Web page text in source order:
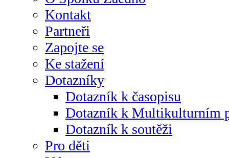
Kontakt
Partneři
Zapojte se
Ke stažení
Dotazníky
Dotazník k časopisu
Dotazník k Multikulturním
Dotazník k soutěži
Pro děti